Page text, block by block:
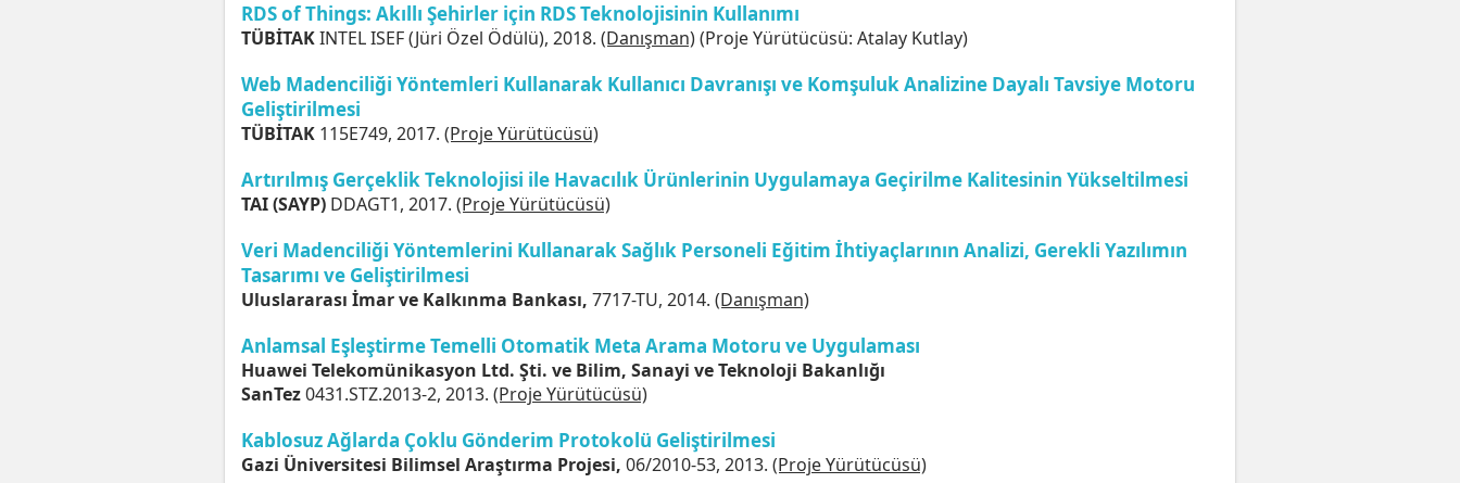
RDS of Things: Akıllı Şehirler için RDS Teknolojisinin Kullanımı
TÜBİTAKINTEL ISEF (Jüri Özel Ödülü), 2018. (Danışman)(Proje Yürütücüsü: Atalay Kutlay)
Web Madenciliği Yöntemleri Kullanarak Kullanıcı Davranışı ve Komşuluk Analizine Dayalı Tavsiye Motoru
Geliştirilmesi
TÜBİTAK 115E749, 2017. (Proje Yürütücüsü)
Artırılmış Gerçeklik Teknolojisi ile Havacılık Ürünlerinin Uygulamaya Geçirilme Kalitesinin Yükseltilmesi
TAI (SAYP) DDAGT1, 2017. (Proje Yürütücüsü)
Veri Madenciliği Yöntemlerini Kullanarak Sağlık Personeli Eğitim İhtiyaçlarının Analizi, Gerekli Yazılımın
Tasarımı ve Geliştirilmesi
Uluslararası İmar ve Kalkınma Bankası, 7717-TU, 2014. (Danışman)
Anlamsal Eşleştirme Temelli Otomatik Meta Arama Motoru ve Uygulaması
Huawei Telekomünikasyon Ltd. Şti. ve Bilim, Sanayi ve Teknoloji Bakanlığı
SanTez0431.STZ.2013-2, 2013. (Proje Yürütücüsü)
Kablosuz Ağlarda Çoklu Gönderim Protokolü Geliştirilmesi
Gazi Üniversitesi Bilimsel Araştırma Projesi, 06/2010-53, 2013. (Proje Yürütücüsü)